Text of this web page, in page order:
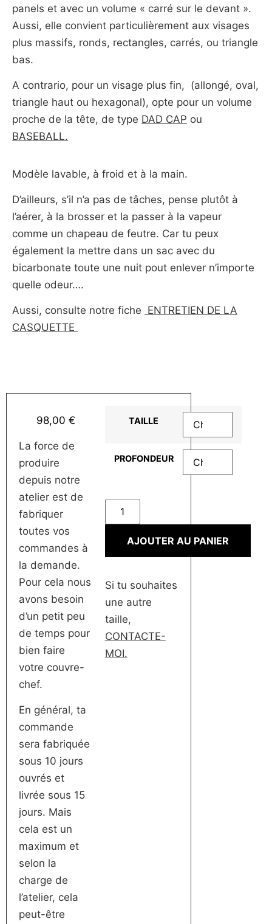
panels et avec un volume « carré sur le devant ».
Aussi, elle convient particulièrement aux visages
plus massifs, ronds, rectangles, carrés, ou triangle
bas.
A contrario, pour un visage plus fin, (allongé, oval,
triangle haut ou hexagonal), opte pour un volume
proche de la tête, de type DAD CAP ou
BASEBALL.
Modèle lavable, à froid et à la main.
D’ailleurs, s’il n’a pas de tâches, pense plutôt à
l’aérer, à la brosser et la passer à la vapeur
comme un chapeau de feutre. Car tu peux
également la mettre dans un sac avec du
bicarbonate toute une nuit pout enlever n’importe
quelle odeur….
Aussi, consulte notre fiche ENTRETIEN DE LA
CASQUETTE
98,00 €
La force de
produire
depuis notre
atelier est de
fabriquer
toutes vos
commandes à
la demande.
Pour cela nous
avons besoin
d’un petit peu
de temps pour
bien faire
votre couvre-
chef.
En général, ta
commande
sera fabriquée
sous 10 jours
ouvrés et
livrée sous 15
jours. Mais
cela est un
maximum et
selon la
charge de
l’atelier, cela
peut-être
TAILLE
PROFONDEUR
AJOUTER AU PANIER
Si tu souhaites
une autre
taille,
CONTACTE-
MOI.